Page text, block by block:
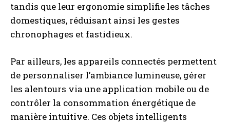
tandis que leur ergonomie simplifie les tâches
domestiques, réduisant ainsi les gestes
chronophages et fastidieux.
Par ailleurs, les appareils connectés permettent
de personnaliser l’ambiance lumineuse, gérer
les alentours via une application mobile ou de
contrôler la consommation énergétique de
manière intuitive. Ces objets intelligents